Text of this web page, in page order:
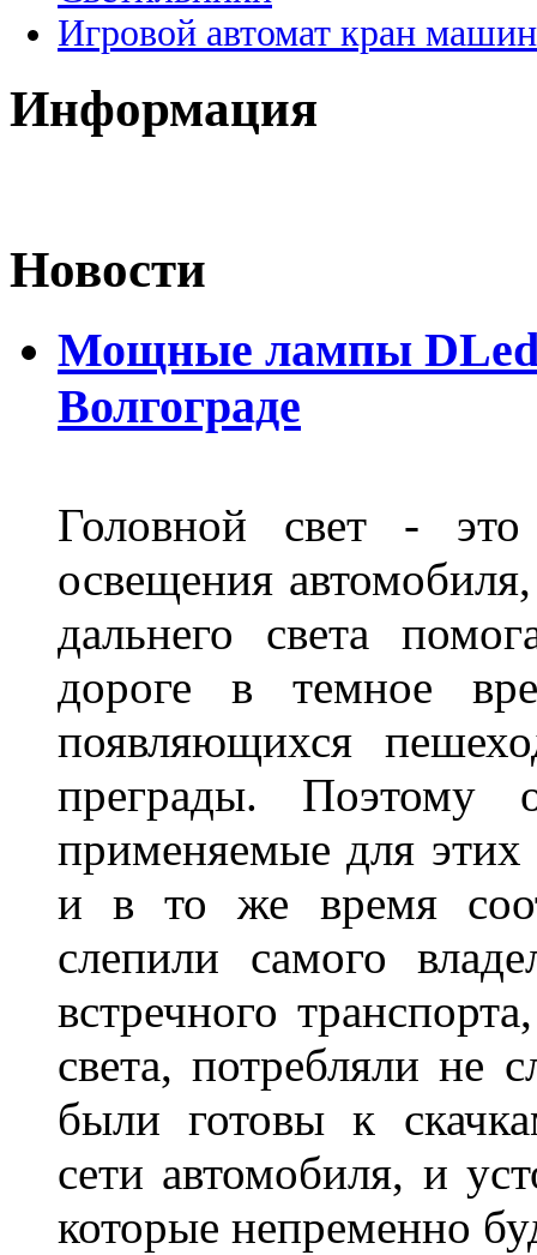
Игровой автомат кран
Информация
Новости
Мощные лампы DLed
Волгограде
Головной свет -
освещения
дальнего света
дороге в темное
появляющихся
преграды. Поэтому
применяемые для
и в то же время
слепили самого
встречного
света, потребляли не
были готовы к
сети автомобиля, и
которые непременно